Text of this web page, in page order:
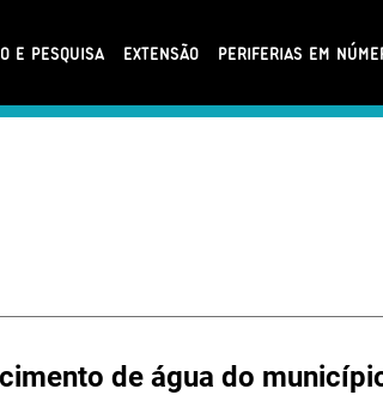
E PESQUISA EXTENSÃO PERIFERIAS EM
de água do